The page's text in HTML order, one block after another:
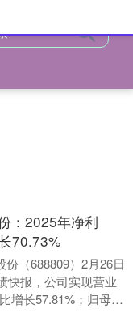
：2025年净利
70.73%
（688809）2月26日
快报，公司实现营业
增长57.81%；归母净